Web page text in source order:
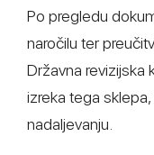
Po pregledu
naročilu ter
Državna revizijska
izreka tega
nadaljevanju.